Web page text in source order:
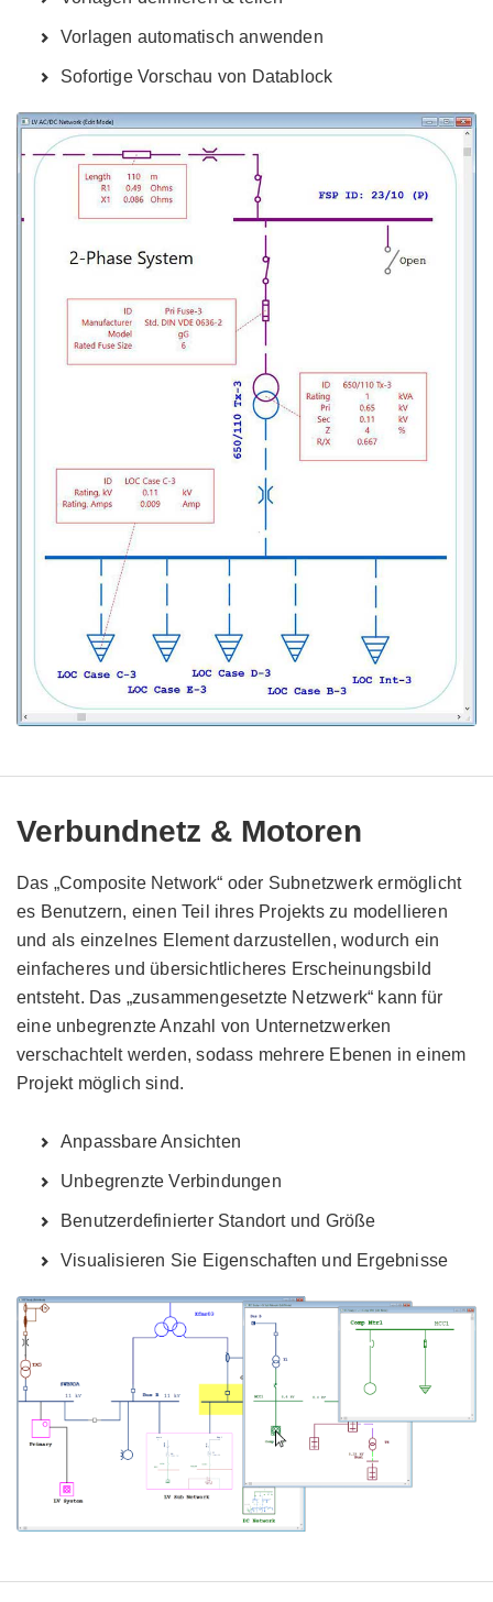
Vorlagen automatisch anwenden
Sofortige Vorschau von Datablock
Verbundnetz & Motoren
Das „Composite Network“ oder Subnetzwerk ermöglicht
es Benutzern, einen Teil ihres Projekts zu modellieren
und als einzelnes Element darzustellen, wodurch ein
einfacheres und übersichtlicheres Erscheinungsbild
entsteht. Das „zusammengesetzte Netzwerk“ kann für
eine unbegrenzte Anzahl von Unternetzwerken
verschachtelt werden, sodass mehrere Ebenen in einem
Projekt möglich sind.
Anpassbare Ansichten
Unbegrenzte Verbindungen
Benutzerdefinierter Standort und Größe
Visualisieren Sie Eigenschaften und Ergebnisse